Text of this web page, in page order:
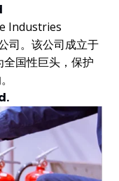
Industries
司。该公司成立于
国性巨头，保护